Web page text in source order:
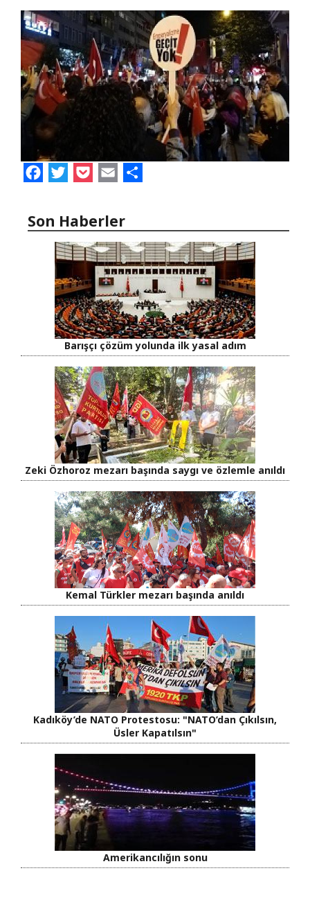
FacebookTwitterPocketEmail
Son Haberler
Barışçı çözüm yolunda ilk yasal adım
Zeki Özhoroz mezarı başında saygı ve özlemle anıldı
Kemal Türkler mezarı başında anıldı
Kadıköy’de NATO Protestosu: "NATO’dan Çıkılsın,
Üsler Kapatılsın"
Amerikancılığın sonu